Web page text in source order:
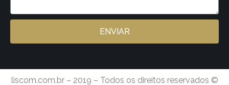
ENVIAR
liscom.com.br – 2019 – Todos os direitos reservados ©